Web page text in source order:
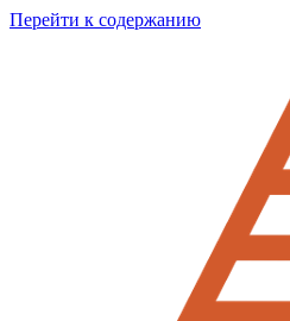
Перейти к содержанию